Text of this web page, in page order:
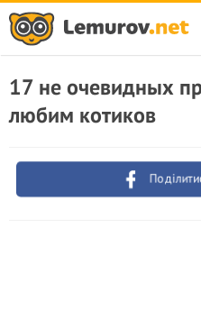
17 не очевидных
любим котиков